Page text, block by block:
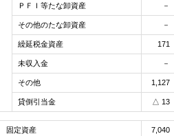
ＰＦＩ等たな卸資産 －
その他のたな卸資産 －
繰延税金資産 171
未収入金 －
その他 1,127
貸倒引当金 △ 13
固定資産 7,040
ＰＦＩ等たな卸資産 －
その他のたな卸資産 －
繰延税金資産 171
未収入金 －
その他 1,127
貸倒引当金 △ 13
固定資産 7,040